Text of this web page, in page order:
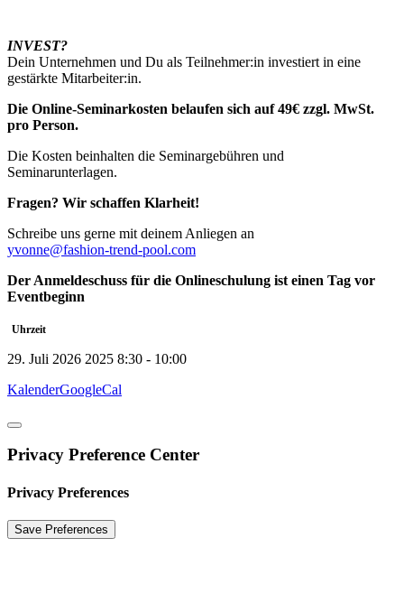
INVEST?
Dein Unternehmen und Du als Teilnehmer:in investiert in eine
gestärkte Mitarbeiter:in.
Die Online-Seminarkosten belaufen sich auf 49€ zzgl. MwSt.
pro Person.
Die Kosten beinhalten die Seminargebühren und
Seminarunterlagen.
Fragen? Wir schaffen Klarheit!
Schreibe uns gerne mit deinem Anliegen an
yvonne@fashion-trend-pool.com
Der Anmeldeschuss für die Onlineschulung ist einen Tag vor
Eventbeginn
Uhrzeit
29. Juli 2026 2025 8:30 - 10:00
KalenderGoogleCal
Privacy Preference Center
Privacy Preferences